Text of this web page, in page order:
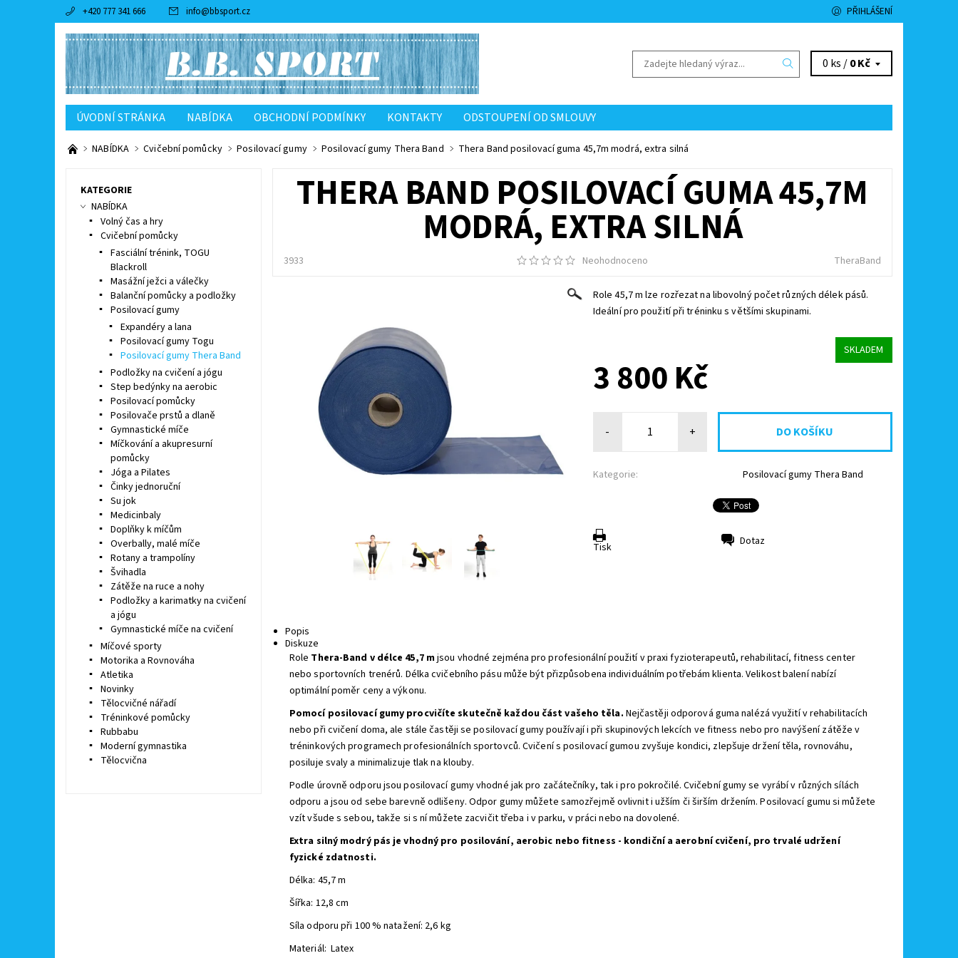
+420 777 341 666 info@bbsport.cz PŘIHLÁŠENÍ
0 ks /0 Kč
ÚVODNÍ STRÁNKA NABÍDKA OBCHODNÍ PODMÍNKY KONTAKTY ODSTOUPENÍ OD SMLOUVY
NABÍDKA Cvičební pomůcky Posilovací gumy Posilovací gumy Thera Band Thera Band posilovací guma 45,7m modrá, extra silná
THERA BAND POSILOVACÍ GUMA 45,7M
MODRÁ, EXTRA SILNÁ
3933 Neohodnoceno TheraBand
Role 45,7 m lze rozřezat na libovolný počet různých délek pásů.
Ideální pro použití při tréninku s většími skupinami.
SKLADEM
3 800 Kč
- +
Kategorie: Posilovací gumy Thera Band
Tisk Dotaz
Popis
Diskuze
Role Thera-Band v délce 45,7 mjsou vhodné zejména pro profesionální použití v praxi fyzioterapeutů, rehabilitací, fitness center
nebo sportovních trenérů. Délka cvičebního pásu může být přizpůsobena individuálním potřebám klienta. Velikost balení nabízí
optimální poměr ceny a výkonu.
Pomocí posilovací gumy procvičíte skutečně každou část vašeho těla. Nejčastěji odporová guma nalézá využití v rehabilitacích
nebo při cvičení doma, ale stále častěji se posilovací gumy používají i při skupinových lekcích ve fitness nebo pro navýšení zátěže v
tréninkových programech profesionálních sportovců. Cvičení s posilovací gumou zvyšuje kondici, zlepšuje držení těla, rovnováhu,
posiluje svaly a minimalizuje tlak na klouby.
Podle úrovně odporu jsou posilovací gumy vhodné jak pro začátečníky, tak i pro pokročilé. Cvičební gumy se vyrábí v různých sílách
odporu a jsou od sebe barevně odlišeny. Odpor gumy můžete samozřejmě ovlivnit i užším či širším držením. Posilovací gumu si můžete
vzít všude s sebou, takže si s ní můžete zacvičit třeba i v parku, v práci nebo na dovolené.
Extra silný modrý pás je vhodný pro posilování, aerobic nebo fitness - kondiční a aerobní cvičení, pro trvalé udržení
fyzické zdatnosti.
Délka: 45,7 m
Šířka: 12,8 cm
Síla odporu při 100 % natažení: 2,6 kg
Materiál: Latex
KATEGORIE
NABÍDKA
Volný čas a hry
Cvičební pomůcky
Fasciální trénink, TOGU
Blackroll
Masážní ježci a válečky
Balanční pomůcky a podložky
Posilovací gumy
Expandéry a lana
Posilovací gumy Togu
Posilovací gumy Thera Band
Podložky na cvičení a jógu
Step bedýnky na aerobic
Posilovací pomůcky
Posilovače prstů a dlaně
Gymnastické míče
Míčkování a akupresurní
pomůcky
Jóga a Pilates
Činky jednoruční
Su jok
Medicinbaly
Doplňky k míčům
Overbally, malé míče
Rotany a trampolíny
Švihadla
Zátěže na ruce a nohy
Podložky a karimatky na cvičení
a jógu
Gymnastické míče na cvičení
Míčové sporty
Motorika a Rovnováha
Atletika
Novinky
Tělocvičné nářadí
Tréninkové pomůcky
Rubbabu
Moderní gymnastika
Tělocvična